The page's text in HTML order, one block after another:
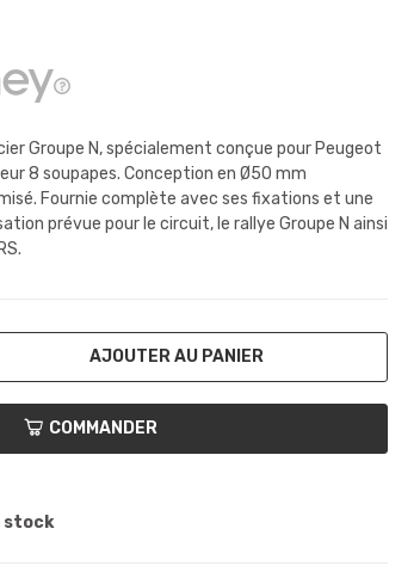
Groupe N, spécialement conçue pour Peugeot
8 soupapes. Conception en Ø50 mm
Fournie complète avec ses fixations et une
prévue pour le circuit, le rallye Groupe N ainsi
AJOUTER AU PANIER
COMMANDER
stock